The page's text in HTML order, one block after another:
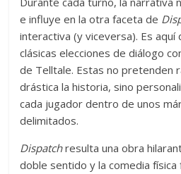
e influye en la otra faceta de
interactiva (y viceversa). Es aquí
clásicas elecciones de diálogo
de Telltale. Estas no pretenden
drástica la historia, sino
cada jugador dentro de unos
delimitados.
Dispatchresulta una obra
doble sentido y la comedia física